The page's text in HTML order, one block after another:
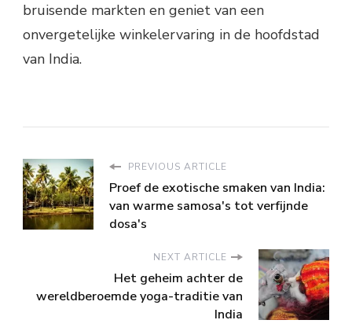
bruisende markten en geniet van een
onvergetelijke winkelervaring in de hoofdstad
van India.
PREVIOUS ARTICLE
Proef de exotische smaken van India:
van warme samosa's tot verfijnde
dosa's
NEXT ARTICLE
Het geheim achter de
wereldberoemde yoga-traditie van
India